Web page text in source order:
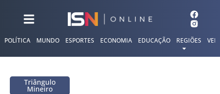
POLÍTICA MUNDO ESPORTES ECONOMIA EDUCAÇÃO REGIÕES
Triângulo
Mineiro